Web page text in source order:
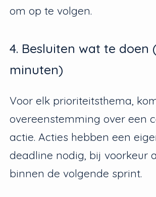
om op te volgen.
4. Besluiten wat te doen
minuten)
Voor elk prioriteitsthema,
overeenstemming over een
actie. Acties hebben een
deadline nodig, bij voorkeur
binnen de volgende sprint.